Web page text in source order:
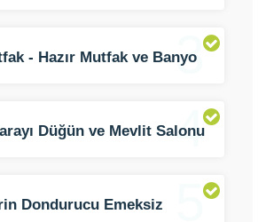
3
- Hazır Mutfak ve Banyo
4
Düğün ve Mevlit Salonu
5
Dondurucu Emeksiz